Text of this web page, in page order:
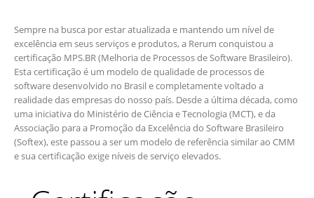
Sempre na busca por estar atualizada e mantendo um nível de
excelência em seus serviços e produtos, a Rerum conquistou a
certificação MPS.BR (Melhoria de Processos de Software Brasileiro).
Esta certificação é um modelo de qualidade de processos de
software desenvolvido no Brasil e completamente voltado a
realidade das empresas do nosso país. Desde a última década, como
uma iniciativa do Ministério de Ciência e Tecnologia (MCT), e da
Associação para a Promoção da Excelência do Software Brasileiro
(Softex), este passou a ser um modelo de referência similar ao CMM
e sua certificação exige níveis de serviço elevados.